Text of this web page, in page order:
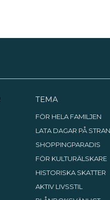
TEMA
FÖR HELA FAMILJEN
LATA DAGAR PÅ
SHOPPINGPARADIS
FÖR KULTURÄLSKARE
HISTORISKA SKATTER
AKTIV LIVSSTIL